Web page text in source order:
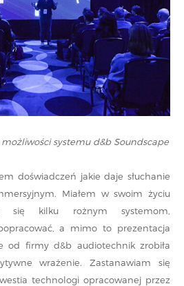
systemu d&b Soundscape
doświadczeń jakie daje słuchanie
Miałem w swoim życiu
się kilku rożnym systemom,
a mimo to prezentacja
od firmy d&b audiotechnik zrobiła
wrażenie. Zastanawiam się
technologi opracowanej przez